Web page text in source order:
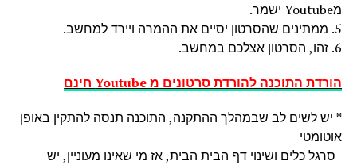
מYoutube ישמר.
5. ממתינים שהסרטון יסיים את ההמרה ויירד למחשב.
6. זהו, הסרטון אצלכם במחשב.
הורדת התוכנה להורדת סרטונים מ Youtube חינם
*יש לשים לב שבמהלך ההתקנה, התוכנה תנסה להתקין באופן
אוטומטי
סרגל כלים ושינוי דף הבית הבית, אז מי שאינו מעוניין, יש